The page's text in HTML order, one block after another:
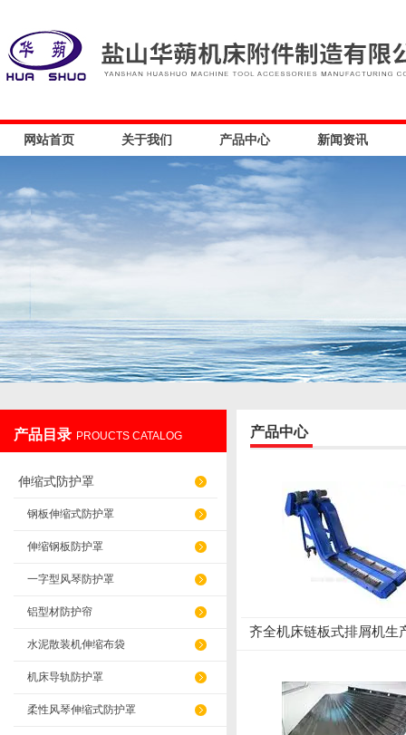
盐山华蒴机床附件制造有限公司
网站首页 关于我们 产品中心 新闻资讯
产品目录 PROUCTS CATALOG
伸缩式防护罩
钢板伸缩式防护罩
伸缩钢板防护罩
一字型风琴防护罩
铝型材防护帘
水泥散装机伸缩布袋
机床导轨防护罩
柔性风琴伸缩式防护罩
产品中心
齐全机床链板式排屑机生